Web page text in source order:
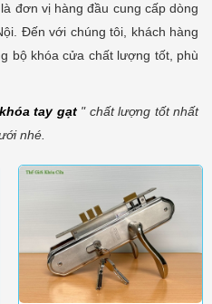
đơn vị hàng đầu cung cấp dòng
Đến với chúng tôi, khách hàng
bộ khóa cửa chất lượng tốt, phù
khóa tay gạt" chất lượng tốt nhất
nhé.